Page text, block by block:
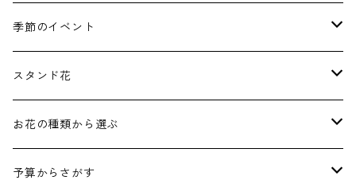
7号
8号
10号
榊（さかき）
季節のイベント
お正月
しめ縄
成人式
バレンタイン / ホワイトデー
スタンド花
お祝いスタンド
1段
お供えスタンド
お花の種類から選ぶ
バラ
予算からさがす